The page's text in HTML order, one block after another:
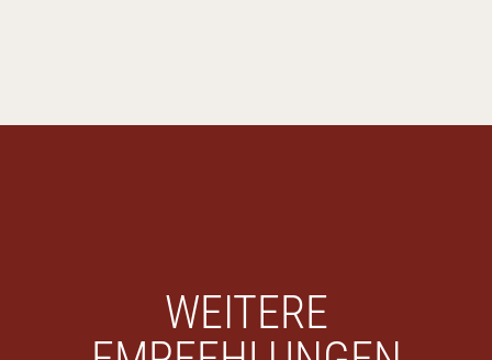
WEITERE